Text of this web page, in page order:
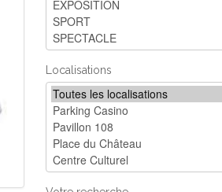
Localisations